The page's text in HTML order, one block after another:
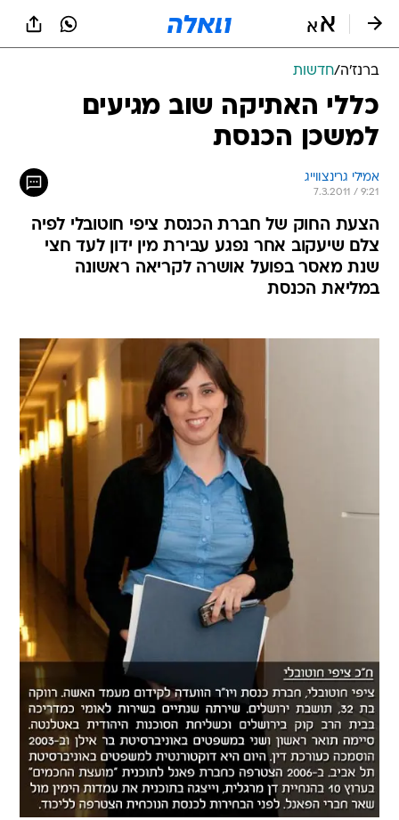
ברנז'ה/חדשות
כללי האתיקה שוב מגיעים
למשכן הכנסת
אמילי גרינצווייג
7.3.2011 / 9:21
הצעת החוק של חברת הכנסת ציפי חוטובלי לפיה
צלם שיעקוב אחר נפגע עבירת מין ידון לעד חצי
שנת מאסר בפועל אושרה לקריאה ראשונה
במליאת הכנסת